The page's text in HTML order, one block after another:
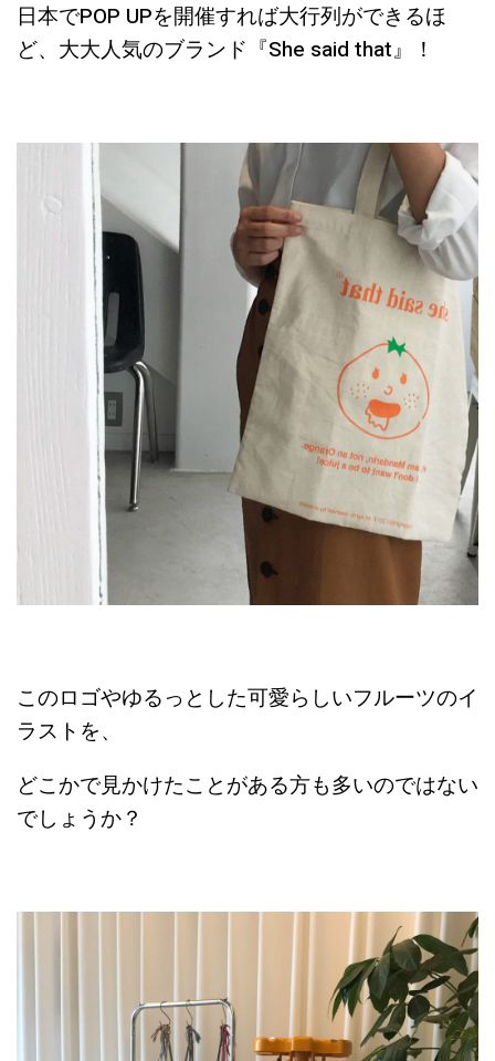
日本でPOP UPを開催すれば大行列ができるほ
ど、大大人気のブランド『She said that』！
このロゴやゆるっとした可愛らしいフルーツのイ
ラストを、
どこかで見かけたことがある方も多いのではない
でしょうか？